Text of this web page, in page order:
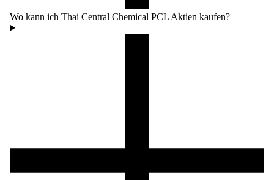
Wo kann ich Thai Central Chemical PCL Aktien kaufen?